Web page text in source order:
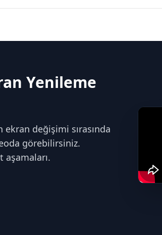
Yenileme
değişimi sırasında
görebilirsiniz.
aşamaları.